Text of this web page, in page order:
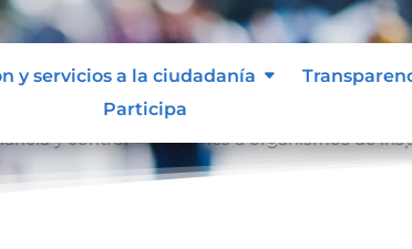
y servicios a la ciudadanía
Participa
y control Informes a organismos de